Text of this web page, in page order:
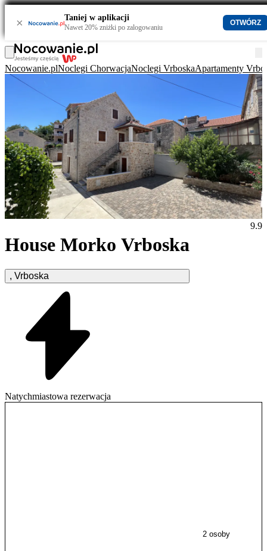
× Taniej w aplikacji
Nawet 20% zniżki po zalogowaniu
OTWÓRZ
Nocowanie.plNoclegi ChorwacjaNoclegi VrboskaApartamenty
House Morko Vrboska
, Vrboska
9.9
Natychmiastowa rezerwacja
2 osoby